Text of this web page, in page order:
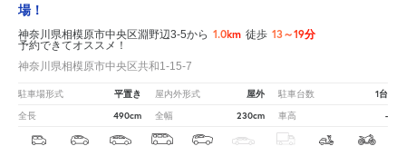
場！
神奈川県相模原市中央区淵野辺3-5から 1.0km 徒歩 13～19分
予約できてオススメ！
神奈川県相模原市中央区共和1-15-7
駐車場形式 平置き 屋内外形式 屋外 駐車台数 1台
全長 490cm 全幅 230cm 車高 -